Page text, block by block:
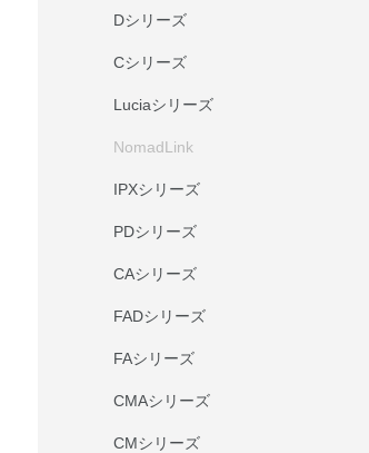
Dシリーズ
Cシリーズ
Luciaシリーズ
NomadLink
IPXシリーズ
PDシリーズ
CAシリーズ
FADシリーズ
FAシリーズ
CMAシリーズ
CMシリーズ